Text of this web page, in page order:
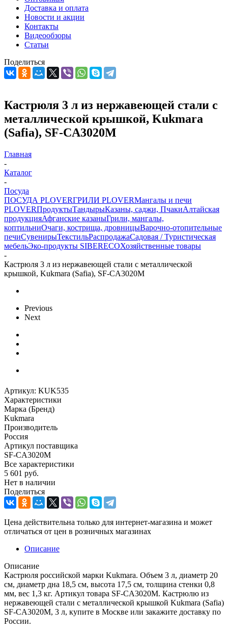
Доставка и оплата
Новости и акции
Контакты
Видеообзоры
Статьи
Поделиться
Кастрюля 3 л из нержавеющей стали с
металлической крышкой, Kukmara
(Safia), SF-CA3020M
Главная
-
Каталог
-
Посуда
ПОСУДА PLOVERГРИЛИ PLOVERМангалы и печи
PLOVERПродуктыТандырыКазаны, саджи, ПчакиАлтайская
продукцияАфганские казаныГрили, мангалы,
коптильниОчаги, кострища, дровницыВарочно-отопительные
печиСувенирыТекстильРаспродажаСадовая / Туристическая
мебельЭко-продукты SIBERECOХозяйственные товары
-
Кастрюля 3 л из нержавеющей стали с металлической
крышкой, Kukmara (Safia), SF-CA3020M
Previous
Next
Артикул: KUK535
Характеристики
Марка (Бренд)
Kukmara
Производитель
Россия
Артикул поставщика
SF-CA3020M
Все характеристики
5 601 руб.
Нет в наличии
Поделиться
Цена действительна только для интернет-магазина и может
отличаться от цен в розничных магазинах
Описание
Описание
Кастрюля российской марки Kukmara. Объем 3 л, диаметр 20
см, диаметр дна 18,5 см, высота 17,5 см, толщина стенки 0,8
мм, вес 1,3 кг. Артикул товара SF-CA3020M. Кастрюлю из
нержавеющей стали с металлической крышкой Kukmara (Safia)
SF-CA3020M, 3 л, купите в Москве или закажите доставку по
России.